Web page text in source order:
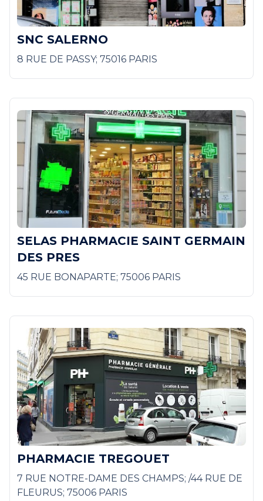
SNC SALERNO
8 RUE DE PASSY; 75016 PARIS
SELAS PHARMACIE SAINT GERMAIN
DES PRES
45 RUE BONAPARTE; 75006 PARIS
PHARMACIE TREGOUET
7 RUE NOTRE-DAME DES CHAMPS; /44 RUE DE
FLEURUS; 75006 PARIS